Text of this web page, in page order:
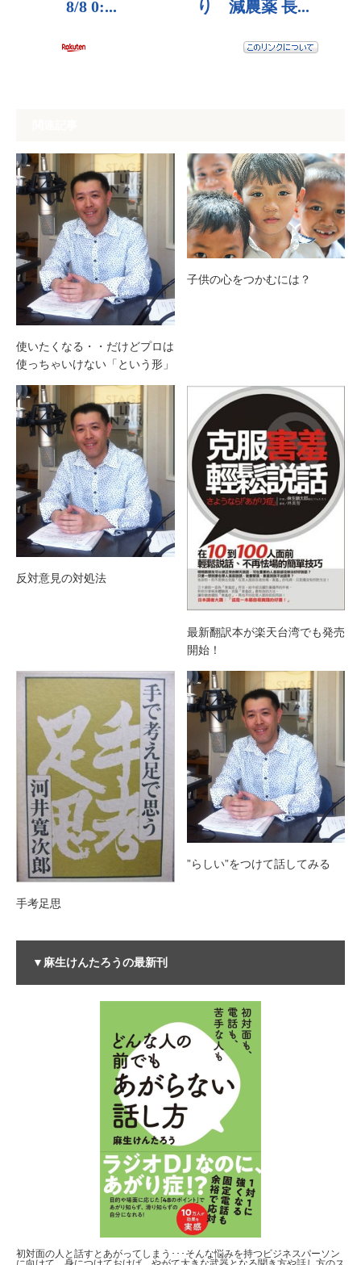
使いたくなる・・だけどプロは
使っちゃいけない「という形」
子供の心をつかむには？
反対意見の対処法
最新翻訳本が楽天台湾でも発売
開始！
手考足思
”らしい”をつけて話してみる
▼麻生けんたろうの最新刊
初対面の人と話すとあがってしまう･･･そんな悩みを持つビジネスパーソン